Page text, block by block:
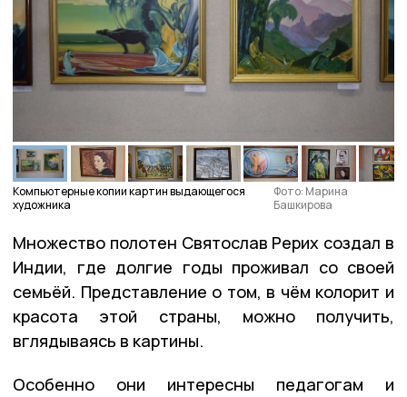
Компьютерные копии картин выдающегося
художника
Фото: Марина
Башкирова
Множество полотен Святослав Рерих создал в
Индии, где долгие годы проживал со своей
семьёй. Представление о том, в чём колорит и
красота этой страны, можно получить,
вглядываясь в картины.
Особенно они интересны педагогам и